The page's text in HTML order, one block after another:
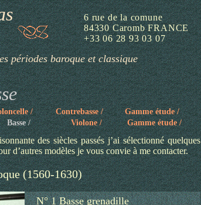
6 rue de la comune
84330 Caromb FRANCE
+33 06 28 93 03 07
périodes baroque et classique
/ Contrebasse /
Gamme étude /
Basse / Violone / Gamme étude /
des siècles passés j’ai sélectionné quelques
d’autres modèles je vous convie à me contacter.
(1560-1630)
N° 1 Basse grenadille